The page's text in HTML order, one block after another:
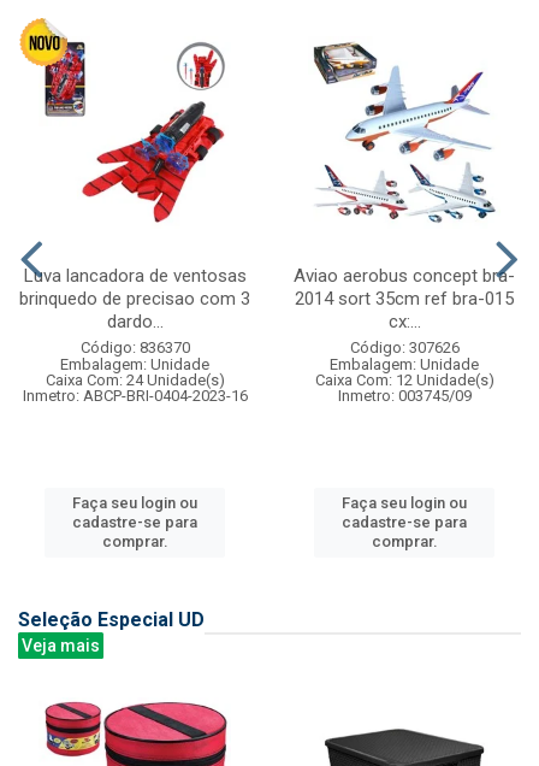
Luva lancadora de ventosas
brinquedo de precisao com 3
dardo...
Código: 836370
Embalagem: Unidade
Caixa Com: 24 Unidade(s)
Inmetro: ABCP-BRI-0404-2023-16
Faça seu login ou
cadastre-se para
comprar.
Aviao aerobus concept bra-
2014 sort 35cm ref bra-015
cx:...
Código: 307626
Embalagem: Unidade
Caixa Com: 12 Unidade(s)
Inmetro: 003745/09
Faça seu login ou
cadastre-se para
comprar.
Seleção Especial UD
Veja mais